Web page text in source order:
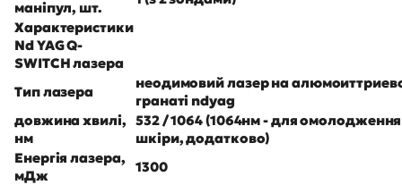
маніпул, шт.
Характеристики
Nd YAG Q-
SWITCH лазера
Тип лазера
неодимовий лазер на
гранаті ndyag
довжина хвилі,
нм
532 / 1064 (1064нм - для омолодження
шкіри, додатково)
Енергія лазера,
мДж
1300